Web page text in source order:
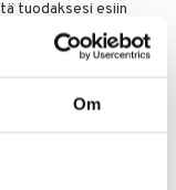
Om
tuodaksesi esiin
side